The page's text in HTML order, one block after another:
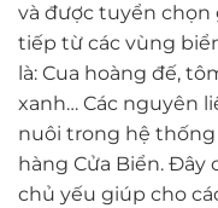
và được tuyển chọn
tiếp từ các vùng
là: Cua hoàng đế,
xanh… Các nguyên
nuôi trong hệ thống
hàng Cửa Biển.
chủ yếu giúp cho